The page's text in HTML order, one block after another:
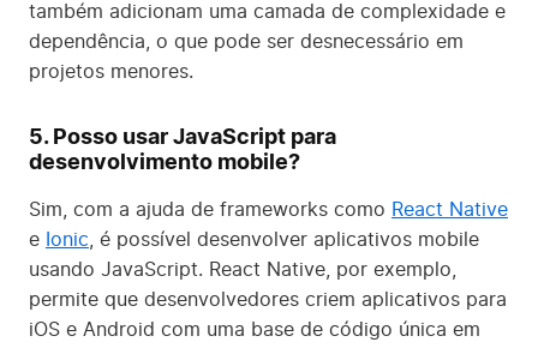
também adicionam uma camada de complexidade e
dependência, o que pode ser desnecessário em
projetos menores.
5. Posso usar JavaScript para
desenvolvimento mobile?
Sim, com a ajuda de frameworks como React Native
e Ionic , é possível desenvolver aplicativos mobile
usando JavaScript. React Native, por exemplo,
permite que desenvolvedores criem aplicativos para
iOS e Android com uma base de código única em